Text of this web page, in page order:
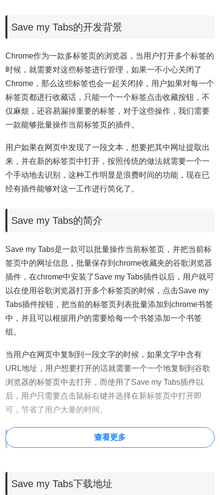
Save my Tabs的开发背景
Chrome作为一款多标签页的浏览器，当用户打开多个标签的
时候，就需要对这些标签进行管理，如果一不小心关闭了
Chrome，那么这些标签也会一起关闭掉，用户如果对每一个
标签页都进行收藏话，只能一个一个标签点击收藏按钮，不
仅麻烦，还容易漏掉重要的标签，对于这些操作，我们需要
一款能够批量操作当前标签页的插件。
用户如果在网页中发现了一段文本，想要把其中网址提取出
来，并在新的标签页中打开，按照传统的做法就需要一个一
个手动地去识别，这种工作明显是浪费时间的功能，现在已
经有插件能够对这一工作进行简化了。
Save my Tabs的简介
Save my Tabs是一款可以批量操作当前标签页，并把当前标
签页中的网址信息，批量保存到chrome收藏夹的谷歌浏览器
插件，在chrome中安装了Save my Tabs插件以后，用户就可
以在使用谷歌浏览器打开多个标签页的时候，点击Save my
Tabs插件按钮，把当前的标签页列表批量添加到chrome书签
中，并且可以根据用户的需要给每一个书签添加一个书签
组。
当用户在网页中复制到一段文字的时候，如果文字中含有
URL地址，用户想要打开的话就需要一个一个地复制到谷歌
浏览器的标签页中去打开，而使用了Save my Tabs插件以
后，用户只需要点击鼠标右键并选择在新标签页中打开即
可，节省了用户大量的时间。
Save my Tabs的使用方法
1.在谷歌浏览器中安装Save my Tabs插件，并在Chrome的
扩展器中启动多功能标签的功能，Save my Tabs插件的下载
查看更多
Save my Tabs下载地址